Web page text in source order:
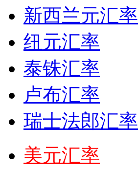
新西兰元汇率
纽元汇率
泰铢汇率
卢布汇率
瑞士法郎汇率
美元汇率